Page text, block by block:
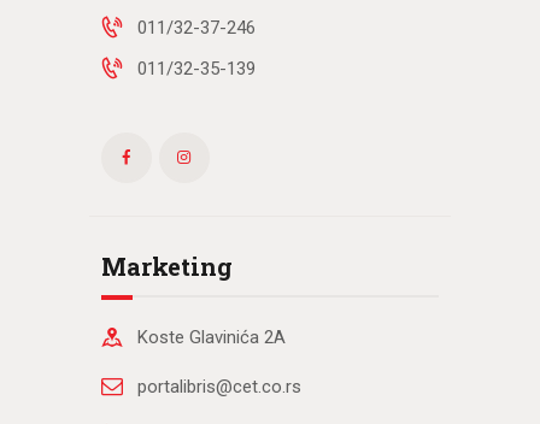
011/32-37-246
011/32-35-139
Marketing
Koste Glavinića 2A
portalibris@cet.co.rs